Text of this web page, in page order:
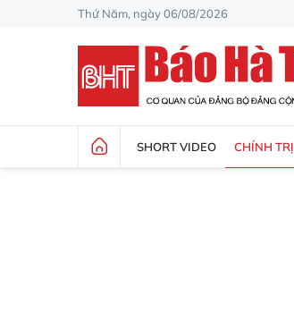
Thứ Năm, ngày 06/08/2026
SHORT VIDEO CHÍNH TRỊ